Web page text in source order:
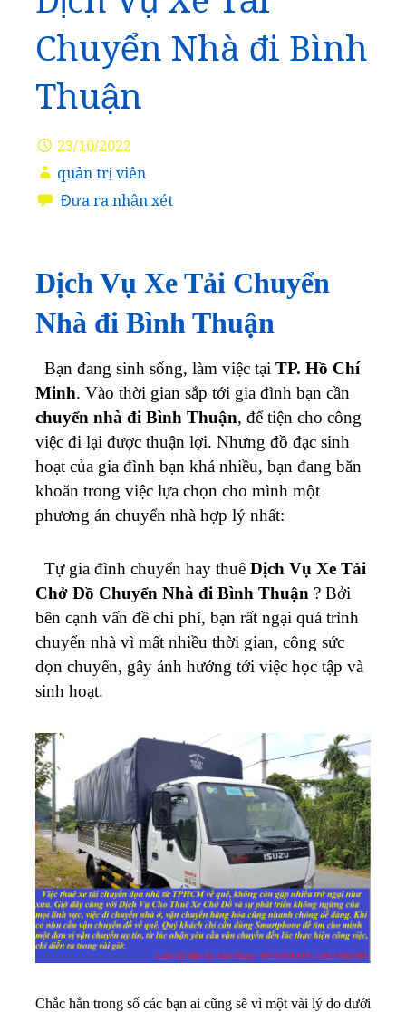
Chuyển Nhà đi Bình
Thuận
23/10/2022
quản trị viên
Đưa ra nhận xét
Dịch Vụ Xe Tải Chuyển
Nhà đi Bình Thuận
Bạn đang sinh sống, làm việc tại TP. Hồ Chí
Minh. Vào thời gian sắp tới gia đình bạn cần
chuyển nhà đi Bình Thuận, để tiện cho công
việc đi lại được thuận lợi. Nhưng đồ đạc sinh
hoạt của gia đình bạn khá nhiều, bạn đang băn
khoăn trong việc lựa chọn cho mình một
phương án chuyển nhà hợp lý nhất:
Tự gia đình chuyển hay thuê Dịch Vụ Xe Tải
Chở Đồ Chuyển Nhà đi Bình Thuận ? Bởi
bên cạnh vấn đề chi phí, bạn rất ngại quá trình
chuyển nhà vì mất nhiều thời gian, công sức
dọn chuyển, gây ảnh hưởng tới việc học tập và
sinh hoạt.
Chắc hẳn trong số các bạn ai cũng sẽ vì một vài lý do dưới